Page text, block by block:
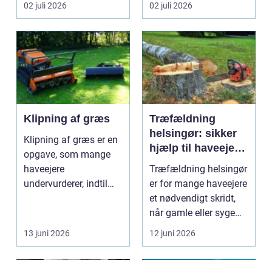
02 juli 2026 02 juli 2026
Klipning af græs
Klipning af græs er en
opgave, som mange
haveejere
undervurderer, indtil
13 juni 2026
Træfældning
helsingør: sikker
hjælp til haveejere
og virksomheder
Træfældning helsingør
er for mange haveejere
et nødvendigt skridt,
når gamle eller syge
træer skaber...
12 juni 2026